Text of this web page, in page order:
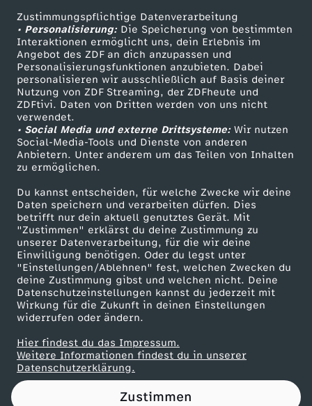
Zustimmungspflichtige Datenverarbeitung
• Personalisierung:Die Speicherung von bestimmten
Interaktionen ermöglicht uns, dein Erlebnis im
Angebot des ZDF an dich anzupassen und
Personalisierungsfunktionen anzubieten. Dabei
personalisieren wir ausschließlich auf Basis deiner
Nutzung von ZDF Streaming, der ZDFheute und
ZDFtivi. Daten von Dritten werden von uns nicht
verwendet.
• Social Media und externe Drittsysteme:Wir nutzen
Social-Media-Tools und Dienste von anderen
Anbietern. Unter anderem um das Teilen von Inhalten
zu ermöglichen.
Du kannst entscheiden, für welche Zwecke wir deine
Daten speichern und verarbeiten dürfen. Dies
betrifft nur dein aktuell genutztes Gerät. Mit
"Zustimmen" erklärst du deine Zustimmung zu
unserer Datenverarbeitung, für die wir deine
Einwilligung benötigen. Oder du legst unter
"Einstellungen/Ablehnen" fest, welchen Zwecken du
deine Zustimmung gibst und welchen nicht. Deine
Datenschutzeinstellungen kannst du jederzeit mit
Wirkung für die Zukunft in deinen Einstellungen
widerrufen oder ändern.
Hier findest du das Impressum.
Weitere Informationen findest du in unserer
Datenschutzerklärung.
Zustimmen
Livestreams
Sendungen A-Z
TV-Programm
Zuschauerservice
Hilfe
ZDF Unternehmen
Karriere
ZDF goes Schule
Werbefernsehen
Mainzelmännchen
Partner